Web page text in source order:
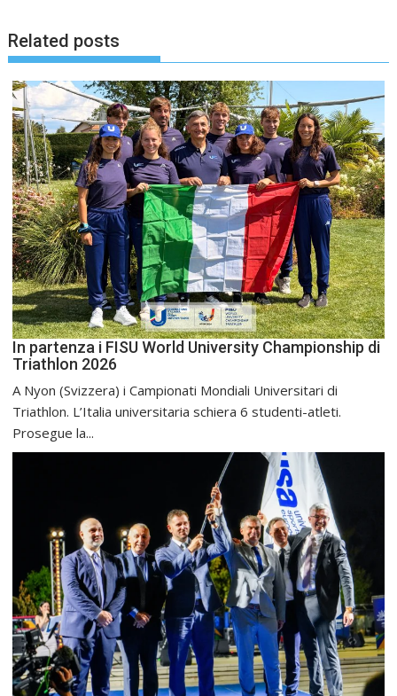
Related posts
In partenza i FISU World University Championship di
Triathlon 2026
A Nyon (Svizzera) i Campionati Mondiali Universitari di
Triathlon. L’Italia universitaria schiera 6 studenti-atleti.
Prosegue la...